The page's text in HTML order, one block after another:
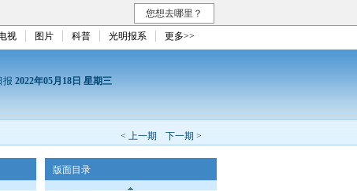
您想去哪里？
视 图片 科普 光明报系 更多>>
报 2022年05月18日 星期三
< 上一期 下一期 >
版面目录